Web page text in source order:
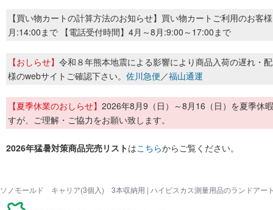
【買い物カートの計算方法のお知らせ】買い物カートご利用のお客
月:14:00まで 【電話受付時間】4月～8月:9:00～17:00まで
【おしらせ】 令和８年熊本地震による影響により商品入荷の遅れ・
様のwebサイトご確認下さい。 佐川急便／福山通運
【夏季休業のおしらせ】 2026年8月9（日）～8月16（日）を夏季休
すが、ご理解・ご協力をお願い致します。
2026年猛暑対策商品完売リストはこちらからご覧ください。
ソノモールド キャリア(3個入) 3本収納用 | ハイビスカス測量用品のランドアー